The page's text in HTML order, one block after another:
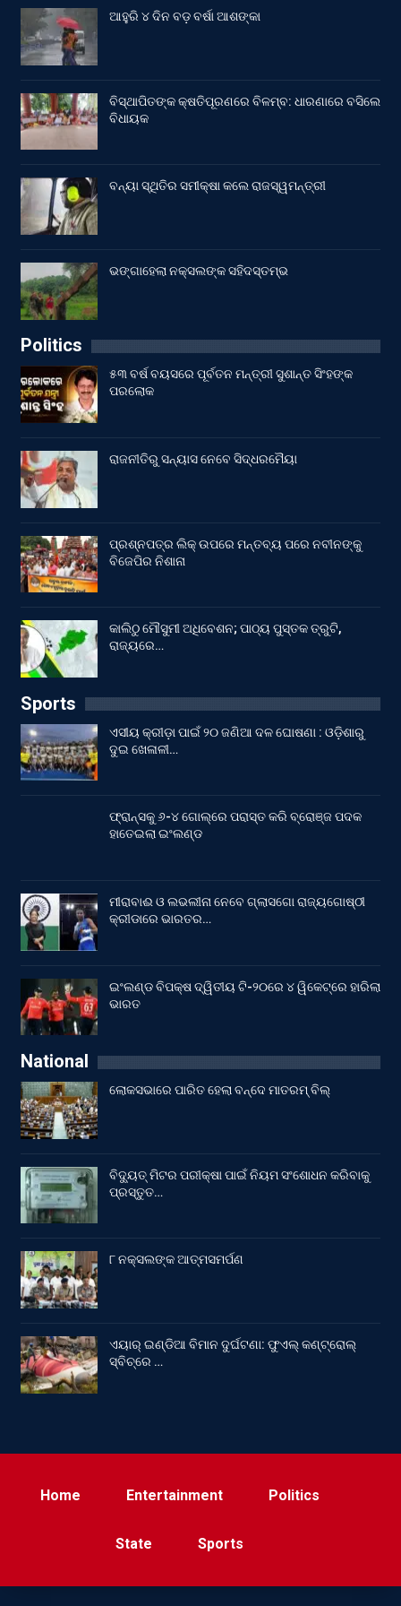
ଆହୁରି ୪ ଦିନ ବଡ଼ ବର୍ଷା ଆଶଙ୍କା
ବିସ୍ଥାପିତଙ୍କ କ୍ଷତିପୂରଣରେ ବିଳମ୍ବ: ଧାରଣାରେ ବସିଲେ
ବିଧାୟକ
ବନ୍ୟା ସ୍ଥିତିର ସମୀକ୍ଷା କଲେ ରାଜସ୍ୱମନ୍ତ୍ରୀ
ଭଙ୍ଗାହେଲା ନକ୍ସଲଙ୍କ ସହିଦସ୍ତମ୍ଭ
Politics
୫୩ ବର୍ଷ ବୟସରେ ପୂର୍ବତନ ମନ୍ତ୍ରୀ ସୁଶାନ୍ତ ସିଂହଙ୍କ
ପରଲୋକ
ରାଜନୀତିରୁ ସନ୍ୟାସ ନେବେ ସିଦ୍ଧରମୈୟା
ପ୍ରଶ୍ନପତ୍ର ଲିକ୍ ଉପରେ ମନ୍ତବ୍ୟ ପରେ ନବୀନଙ୍କୁ
ବିଜେପିର ନିଶାନା
କାଲିଠୁ ମୌସୁମୀ ଅଧିବେଶନ; ପାଠ୍ୟ ପୁସ୍ତକ ତ୍ରୁଟି,
ରାଜ୍ୟରେ…
Sports
ଏସୀୟ କ୍ରୀଡ଼ା ପାଇଁ ୨୦ ଜଣିଆ ଦଳ ଘୋଷଣା : ଓଡ଼ିଶାରୁ
ଦୁଇ ଖେଳାଳୀ…
ଫ୍ରାନ୍ସକୁ ୬-୪ ଗୋଲ୍‌ରେ ପରାସ୍ତ କରି ବ୍ରୋଞ୍ଜ ପଦକ
ହାତେଇଲା ଇଂଲଣ୍ଡ
ମୀରାବାଈ ଓ ଲଭଲୀନା ନେବେ ଗ୍ଲାସଗୋ ରାଜ୍ୟଗୋଷ୍ଠୀ
କ୍ରୀଡାରେ ଭାରତର…
ଇଂଲଣ୍ଡ ବିପକ୍ଷ ଦ୍ୱିତୀୟ ଟି-୨୦ରେ ୪ ୱିକେଟ୍‌ରେ ହାରିଲା
ଭାରତ
National
ଲୋକସଭାରେ ପାରିତ ହେଲା ବନ୍ଦେ ମାତରମ୍‌ ବିଲ୍‌
ବିଦ୍ୟୁତ୍ ମିଟର ପରୀକ୍ଷା ପାଇଁ ନିୟମ ସଂଶୋଧନ କରିବାକୁ
ପ୍ରସ୍ତୁତ…
୮ ନକ୍ସଲଙ୍କ ଆତ୍ମସମର୍ପଣ
ଏୟାର୍ ଇଣ୍ଡିଆ ବିମାନ ଦୁର୍ଘଟଣା: ଫୁଏଲ୍‌ କଣ୍ଟ୍ରୋଲ୍‌
ସ୍ବିଚ୍‌ରେ …
Home Entertainment Politics
State Sports